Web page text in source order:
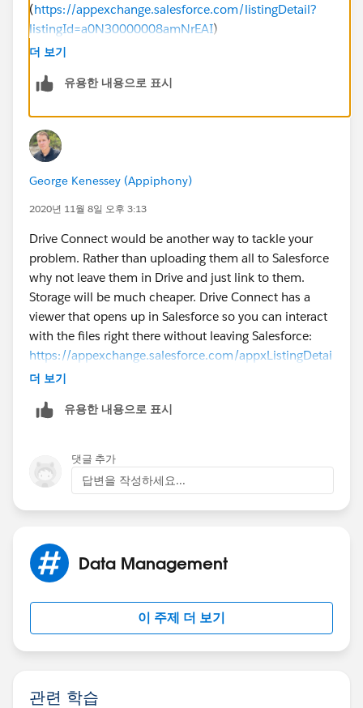
(https://appexchange.salesforce.com/listingDetail?
listingId=a0N30000008amNrEAI)
더 보기
유용한 내용으로 표시
George Kenessey (Appiphony)
2020년 11월 8일 오후 3:13
Drive Connect would be another way to tackle your
problem. Rather than uploading them all to Salesforce
why not leave them in Drive and just link to them.
Storage will be much cheaper. Drive Connect has a
viewer that opens up in Salesforce so you can interact
with the files right there without leaving Salesforce:
https://appexchange.salesforce.com/appxListingDetai
l?listingId=a0N3A00000FMlVWUA1
더 보기
유용한 내용으로 표시
댓글 추가
답변을 작성하세요...
Data Management
이 주제 더 보기
관련 학습